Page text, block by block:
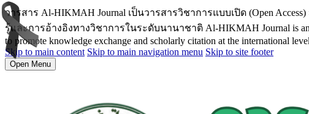
วารสาร Al-HIKMAH Journal เป็นวารสารวิชาการแบบเปิด (Open
รู้และการอ้างอิงทางวิชาการในระดับนานาชาติ Al-HIKMAH Journal is an
to promote knowledge exchange and scholarly citation at the international
Skip to main content Skip to main navigation menu Skip to site footer
Open Menu